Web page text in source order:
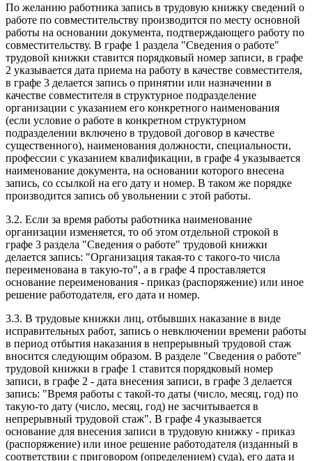
По желанию работника запись в трудовую книжку сведений о
работе по совместительству производится по месту основной
работы на основании документа, подтверждающего работу по
совместительству. В графе 1 раздела "Сведения о работе"
трудовой книжки ставится порядковый номер записи, в графе
2 указывается дата приема на работу в качестве совместителя,
в графе 3 делается запись о принятии или назначении в
качестве совместителя в структурное подразделение
организации с указанием его конкретного наименования
(если условие о работе в конкретном структурном
подразделении включено в трудовой договор в качестве
существенного), наименования должности, специальности,
профессии с указанием квалификации, в графе 4 указывается
наименование документа, на основании которого внесена
запись, со ссылкой на его дату и номер. В таком же порядке
производится запись об увольнении с этой работы.
3.2. Если за время работы работника наименование
организации изменяется, то об этом отдельной строкой в
графе 3 раздела "Сведения о работе" трудовой книжки
делается запись: "Организация такая-то с такого-то числа
переименована в такую-то", а в графе 4 проставляется
основание переименования - приказ (распоряжение) или иное
решение работодателя, его дата и номер.
3.3. В трудовые книжки лиц, отбывших наказание в виде
исправительных работ, запись о невключении времени работы
в период отбытия наказания в непрерывный трудовой стаж
вносится следующим образом. В разделе "Сведения о работе"
трудовой книжки в графе 1 ставится порядковый номер
записи, в графе 2 - дата внесения записи, в графе 3 делается
запись: "Время работы с такой-то даты (число, месяц, год) по
такую-то дату (число, месяц, год) не засчитывается в
непрерывный трудовой стаж". В графе 4 указывается
основание для внесения записи в трудовую книжку - приказ
(распоряжение) или иное решение работодателя (изданный в
соответствии с приговором (определением) суда), его дата и